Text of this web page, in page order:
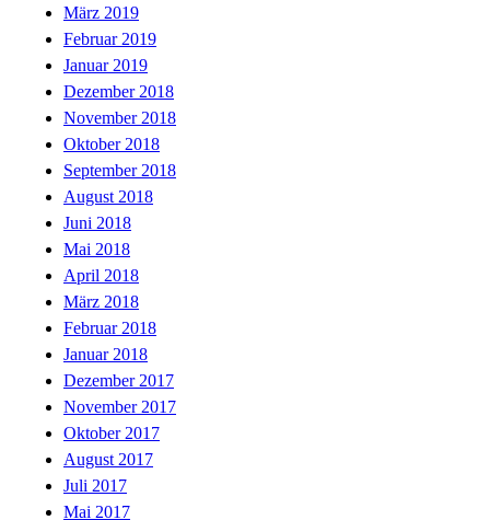
März 2019
Februar 2019
Januar 2019
Dezember 2018
November 2018
Oktober 2018
September 2018
August 2018
Juni 2018
Mai 2018
April 2018
März 2018
Februar 2018
Januar 2018
Dezember 2017
November 2017
Oktober 2017
August 2017
Juli 2017
Mai 2017